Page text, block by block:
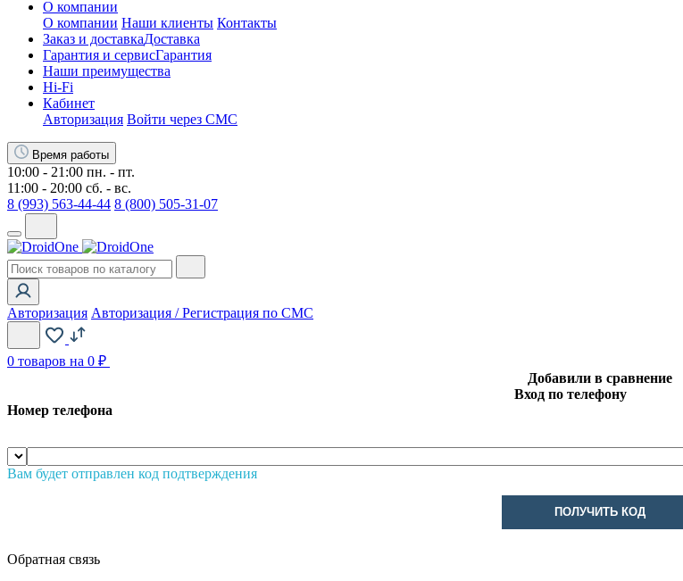
О компании
О компании Наши клиенты Контакты
Заказ и доставкаДоставка
Гарантия и сервисГарантия
Наши преимущества
Hi-Fi
Кабинет
Авторизация Войти через СМС
Время работы
10:00 - 21:00 пн. - пт.
11:00 - 20:00 сб. - вс.
8 (993) 563-44-44 8 (800) 505-31-07
Авторизация Авторизация / Регистрация по СМС
0 товаров на 0 ₽
Добавили в сравнение
Вход по телефону
Номер телефона
Вам будет отправлен код подтверждения
ПОЛУЧИТЬ КОД
Обратная связь